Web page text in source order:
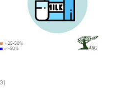
и
план содержит
проекта и